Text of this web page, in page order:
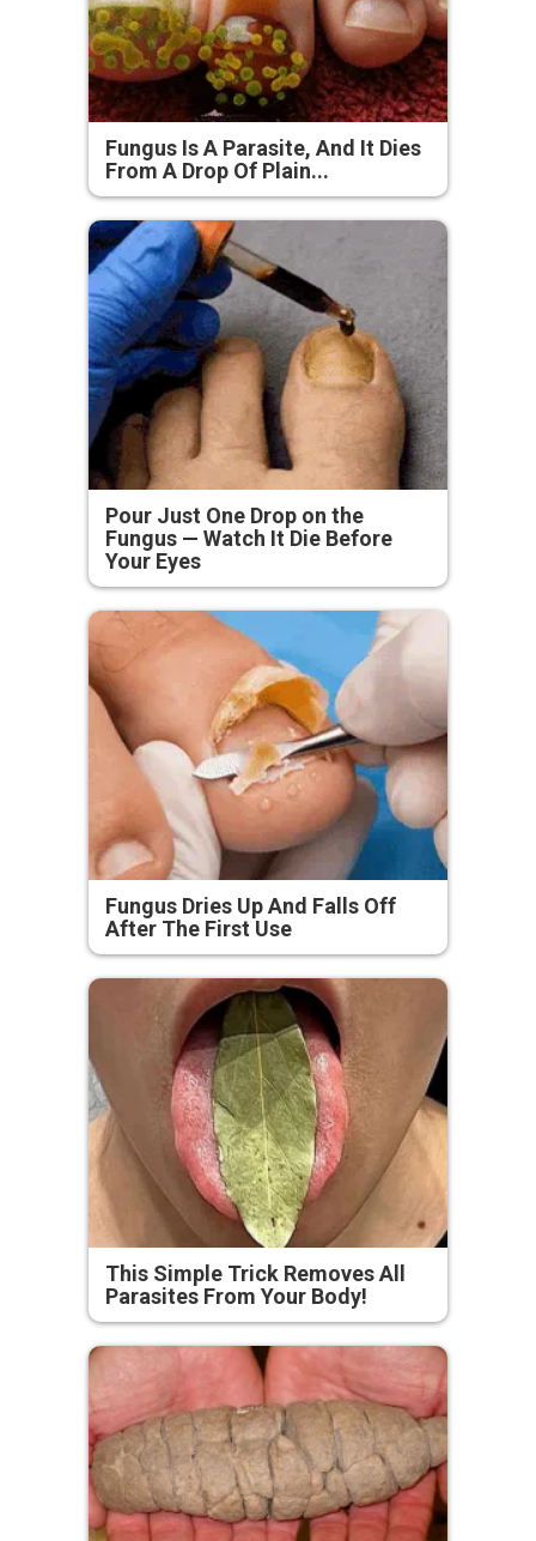
Fungus Is A Parasite, And It Dies
From A Drop Of Plain...
Pour Just One Drop on the
Fungus — Watch It Die Before
Your Eyes
Fungus Dries Up And Falls Off
After The First Use
This Simple Trick Removes All
Parasites From Your Body!